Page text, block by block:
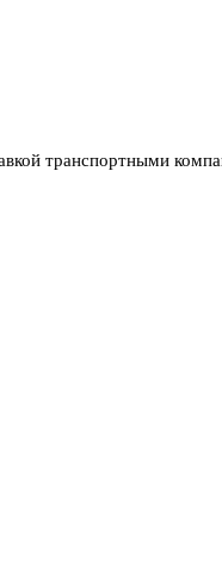
транспортными